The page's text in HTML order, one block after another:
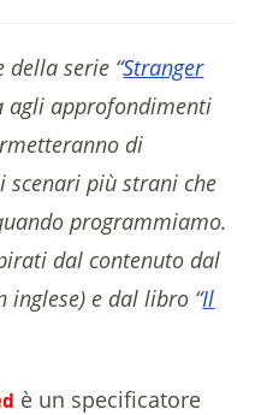
serie “Stranger
agli approfondimenti
di
scenari più strani che
programmiamo.
dal contenuto dal
inglese) e dal libro “Il
è un specificatore